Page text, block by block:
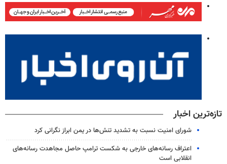
تازه‌ترین اخبار
شورای امنیت نسبت به تشدید تنش‌ها در یمن ابراز نگرانی کرد
اعتراف رسانه‌های خارجی به شکست ترامپ حاصل مجاهدت رسانه‌های
انقلابی است